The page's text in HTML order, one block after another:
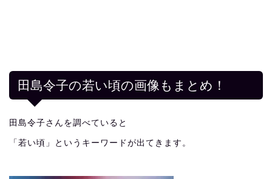
田島令子の若い頃の画像もまとめ！
田島令子さんを調べていると
「若い頃」というキーワードが出てきます。